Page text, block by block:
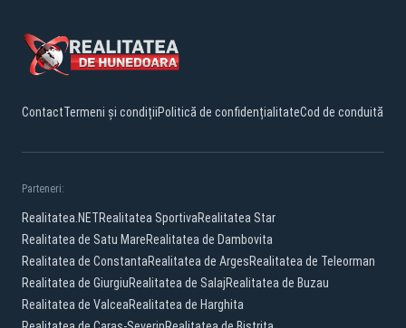
ContactTermeni și condițiiPolitică de confidențialitateCod de conduită
Parteneri:
Realitatea.NETRealitatea SportivaRealitatea Star
Realitatea de Satu MareRealitatea de Dambovita
Realitatea de ConstantaRealitatea de ArgesRealitatea de Teleorman
Realitatea de GiurgiuRealitatea de SalajRealitatea de Buzau
Realitatea de ValceaRealitatea de Harghita